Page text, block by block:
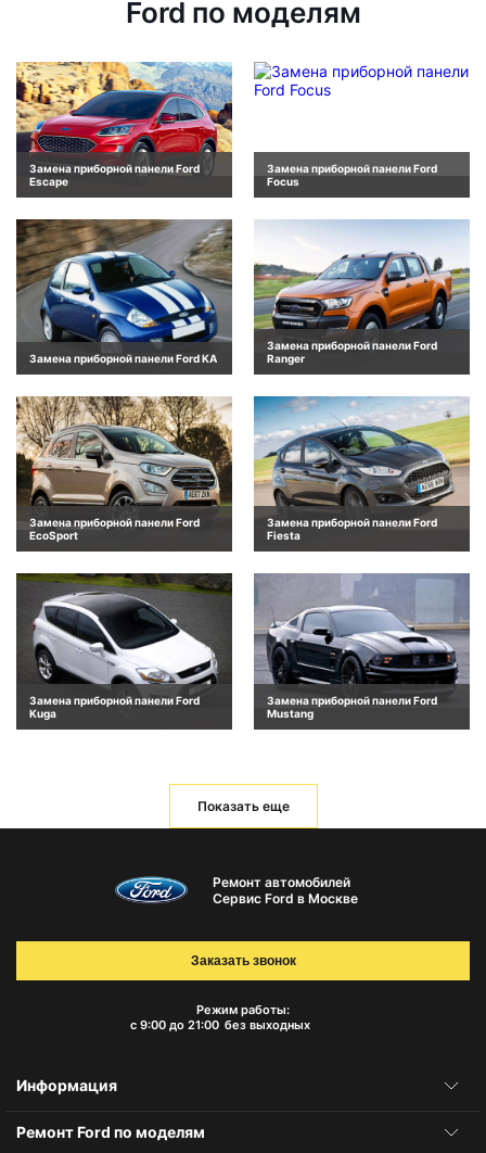
Ford по моделям
Замена приборной панели Ford
Escape
Замена приборной панели Ford
Focus
Замена приборной панели Ford KA
Замена приборной панели Ford
Ranger
Замена приборной панели Ford
EcoSport
Замена приборной панели Ford
Fiesta
Замена приборной панели Ford
Kuga
Замена приборной панели Ford
Mustang
Показать еще
Ремонт автомобилей
Сервис Ford в Москве
Режим работы:
с 9:00 до 21:00 без выходных
Заказать звонок
Информация
Ремонт Ford по моделям